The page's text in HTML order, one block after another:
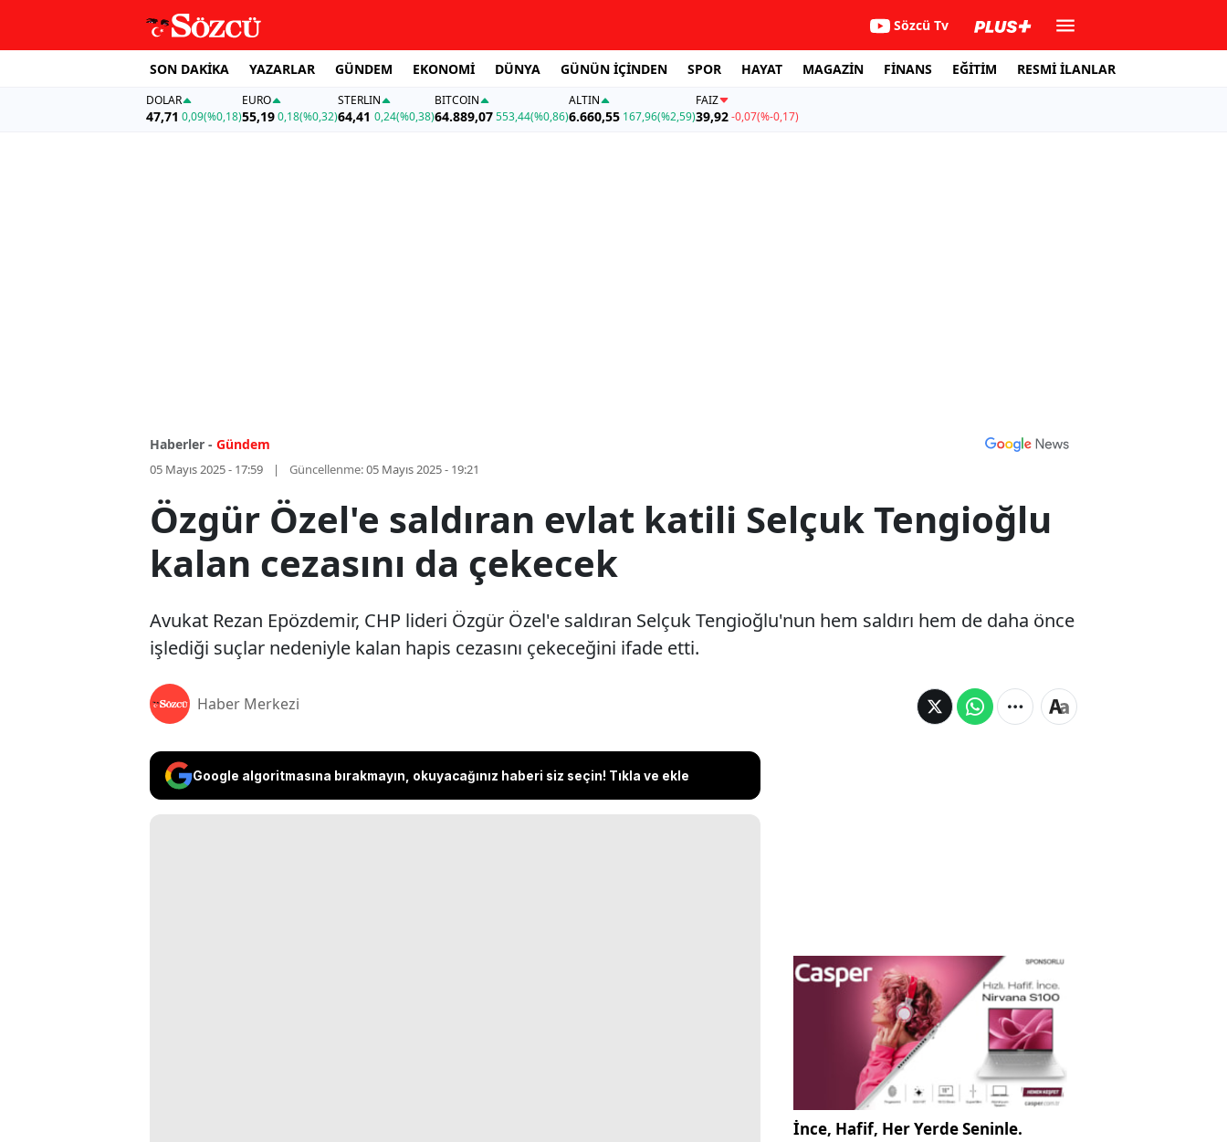
Sözcü Tv
SON DAKİKA YAZARLAR GÜNDEM EKONOMİ DÜNYA GÜNÜN İÇİNDEN SPOR HAYAT MAGAZİN FİNANS EĞİTİM RESMİ İLANLAR
DOLAR
47,71 0,09(%0,18)
EURO
55,19 0,18(%0,32)
STERLIN
64,41 0,24(%0,38)
BITCOIN
64.889,07553,44(%0,86)
ALTIN
6.660,55 167,96(%2,59)
FAİZ
39,92-0,07(%-0,17)
Haberler - Gündem
05 Mayıs 2025 - 17:59 Güncellenme:05 Mayıs 2025 - 19:21
Özgür Özel'e saldıran evlat katili Selçuk Tengioğlu
kalan cezasını da çekecek
Avukat Rezan Epözdemir, CHP lideri Özgür Özel'e saldıran Selçuk Tengioğlu'nun hem saldırı hem de daha önce
işlediği suçlar nedeniyle kalan hapis cezasını çekeceğini ifade etti.
Haber Merkezi
Google algoritmasına bırakmayın, okuyacağınız haberi siz seçin! Tıkla ve ekle
İnce, Hafif, Her Yerde Seninle.